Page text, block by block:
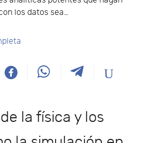
los datos sea…
la física y los